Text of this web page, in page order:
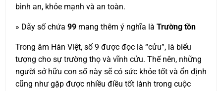
bình an, khỏe mạnh và an toàn.
» Dãy số chứa 99 mang thêm ý nghĩa là Trường tồn
Trong âm Hán Việt, số 9 được đọc là “cửu”, là biểu
tượng cho sự trường thọ và vĩnh cửu. Thế nên, những
người sở hữu con số này sẽ có sức khỏe tốt và ổn định
cũng như gặp được nhiều điều tốt lành trong cuộc